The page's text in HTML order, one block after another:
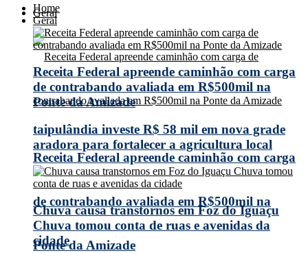
Geral
Receita Federal apreende caminhão com carga
de contrabando avaliada em R$500mil na
Ponte da Amizade
Home
Geral
Receita Federal apreende caminhão com carga
de contrabando avaliada em R$500mil na
Ponte da Amizade
taipulândia investe R$ 58 mil em nova grade
aradora para fortalecer a agricultura local
Chuva causa transtornos em Foz do Iguaçu
Chuva tomou conta de ruas e avenidas da
cidade